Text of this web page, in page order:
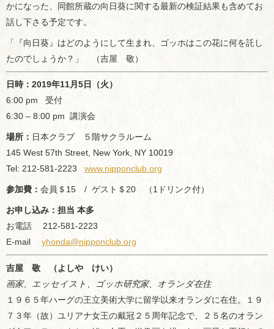
かになった、同館所蔵の向日葵に関する最新の検証結果も含めてお
話し下さる予定です。
「『向日葵』はどのようにして生まれ、ゴッホはこの花に何を託し
たのでしょうか？」 （吉屋 敬）
日時： 2019年11月5日（火）
6:00 pm 受付
6:30 – 8:00 pm 講演会
場所： 日本クラブ ５階サクラルーム
145 West 57th Street, New York, NY 10019
Tel: 212-581-2223 www.nipponclub.org
参加費： 会員＄15 / ゲスト＄20 （1ドリンク付）
お申し込み：担当 本多
お電話 212-581-2223
E-mail yhonda@nipponclub.org
吉屋 敬 （よしや けい）
画家、エッセイスト、ゴッホ研究家、オランダ在住
１９６５年ハーグの王立美術大学に留学以来オランダに在住。１９
７３年（故）ユリアナ女王の戴冠２５周年記念で、２５名のオラン